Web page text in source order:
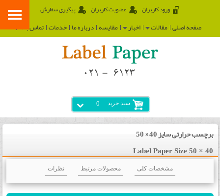
ورود کاربران عضویت کاربران پیگیری سفارش
صفحه اصلی مقالات اخبار مقایسه درباره ما خدمات تماس با ما
سبد خرید 0
برچسب حرارتی سایز 40 × 50
Label Paper Size 50 × 40
مشخصات کلی محصولات مرتبط نظرات